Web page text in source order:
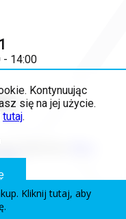
Kontynuując
się na jej użycie.
tutaj.
- 14:00
Kliknij tutaj, aby